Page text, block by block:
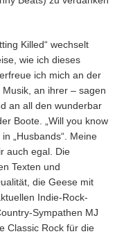
Killed“ wechselt
wie ich dieses
ich mich an der
an ihrer – sagen
an all den wunderbar
Boote. „Will you know
„Husbands“. Meine
auch egal. Die
Texten und
die Geese mit
Indie-Rock-
Sympathen MJ
Classic Rock für die